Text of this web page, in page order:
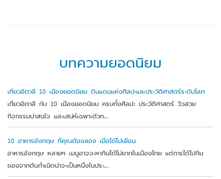
บทความยอดนิยม
เที่ยวอิตาลี 10 เมืองยอดนิยม ดินแดนแห่งศิลปะและประวัติศาสตร์ระดับโลก
เที่ยวอิตาลี กับ 10 เมืองยอดนิยม ครบทั้งศิลปะ ประวัติศาสตร์ วิวสวย
กิจกรรมน่าสนใจ และเสน่ห์เฉพาะตัวท...
10 อาหารอังกฤษ ที่คุณต้องลอง เมื่อได้ไปเยือน
อาหารอังกฤษ หลายๆ เมนูอาจจะหากินได้ไม่ยากในเมืองไทย แต่การได้ไปกิน
ของจากต้นกำเนิดน่าจะเป็นหนึ่งในประ...